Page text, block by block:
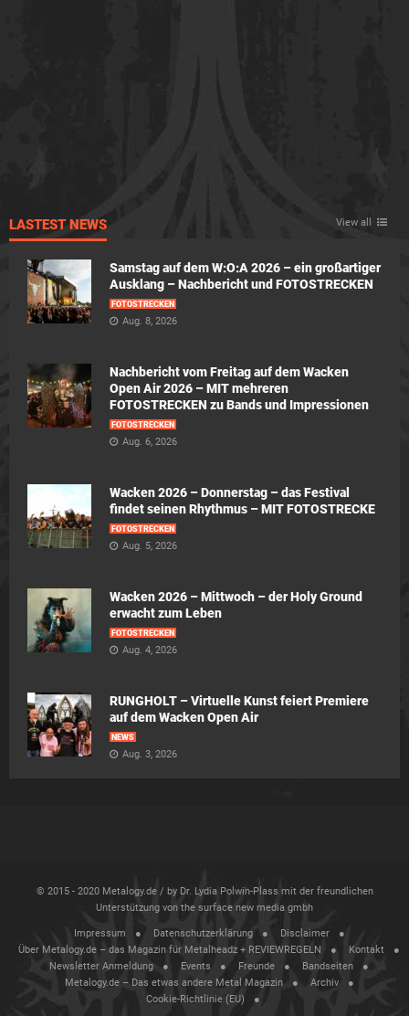
LASTEST NEWS View all
Samstag auf dem W:O:A 2026 – ein großartiger
Ausklang – Nachbericht und FOTOSTRECKEN
FOTOSTRECKEN
Aug. 8, 2026
Nachbericht vom Freitag auf dem Wacken
Open Air 2026 – MIT mehreren
FOTOSTRECKEN zu Bands und Impressionen
FOTOSTRECKEN
Aug. 6, 2026
Wacken 2026 – Donnerstag – das Festival
findet seinen Rhythmus – MIT FOTOSTRECKE
FOTOSTRECKEN
Aug. 5, 2026
Wacken 2026 – Mittwoch – der Holy Ground
erwacht zum Leben
FOTOSTRECKEN
Aug. 4, 2026
RUNGHOLT – Virtuelle Kunst feiert Premiere
auf dem Wacken Open Air
NEWS
Aug. 3, 2026
© 2015 - 2020 Metalogy.de / by Dr. Lydia Polwin-Plass mit der freundlichen
Unterstützung von the surface new media gmbh
Impressum Datenschutzerklärung
Disclaimer
Über Metalogy.de – das Magazin für Metalheadz + REVIEWREGELN
Kontakt
Newsletter Anmeldung
Events Freunde
Bandseiten
Metalogy.de – Das etwas andere Metal Magazin
Archiv
Cookie-Richtlinie (EU)